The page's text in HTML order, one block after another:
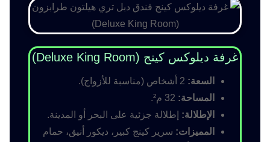
غرفة ديلوكس كينج (Deluxe King Room)
السعة:
المساحة:
الإطلالة: إطلالة جزئية على البحر أو المدينة.
المميزات: سرير كينج كبير، ديكور أنيق، حمام